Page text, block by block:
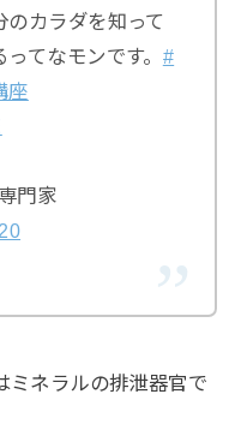
のカラダを知って
てなモンです。 #
座
門家
ミネラルの排泄器官で